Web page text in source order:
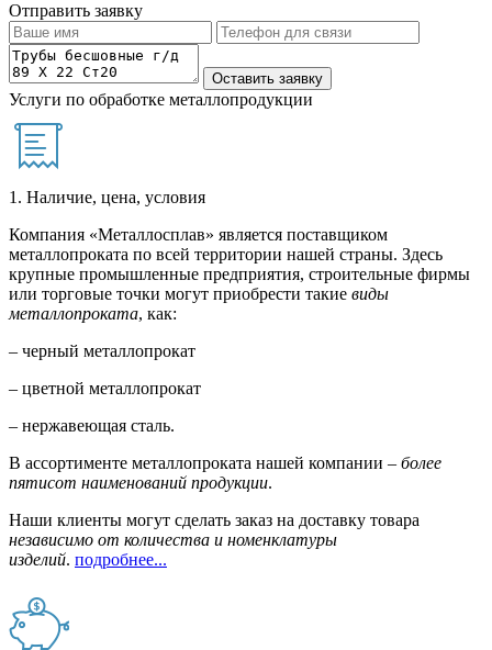
Отправить заявку
Услуги по обработке металлопродукции
1. Наличие, цена, условия
Компания «Металлосплав» является поставщиком
металлопроката по всей территории нашей страны. Здесь
крупные промышленные предприятия, строительные фирмы
или торговые точки могут приобрести такие виды
металлопроката, как:
– черный металлопрокат
– цветной металлопрокат
– нержавеющая сталь.
В ассортименте металлопроката нашей компании – более
пятисот наименований продукции.
Наши клиенты могут сделать заказ на доставку товара
независимо от количества и номенклатуры
изделий. подробнее...